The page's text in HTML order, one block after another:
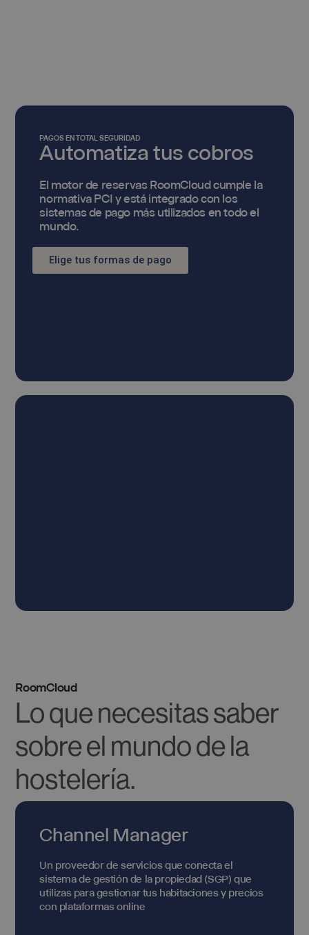
PAGOS EN TOTAL SEGURIDAD
Automatiza tus cobros
El motor de reservas RoomCloud cumple la
normativa PCI y está integrado con los
sistemas de pago más utilizados en todo el
mundo.
Elige tus formas de pago
RoomCloud
Lo que necesitas saber
sobre el mundo de la
hostelería.
Channel Manager
Un proveedor de servicios que conecta el
sistema de gestión de la propiedad (SGP) que
utilizas para gestionar tus habitaciones y precios
con plataformas online